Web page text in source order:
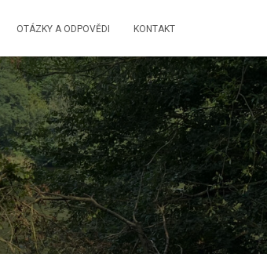
OTÁZKY A ODPOVĚDI KONTAKT